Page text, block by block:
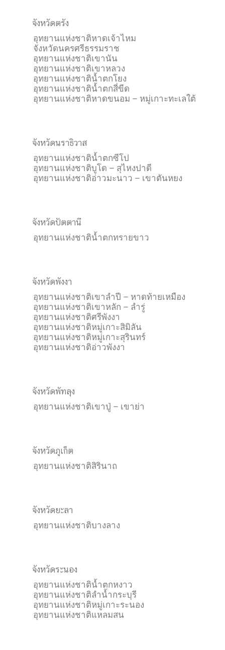
จังหวัดตรัง
อุทยานแห่งชาติหาดเจ้าไหม
จังหวัดนครศรีธรรมราช
อุทยานแห่งชาติเขานัน
อุทยานแห่งชาติเขาหลวง
อุทยานแห่งชาติน้ำตกโยง
อุทยานแห่งชาติน้ำตกสี่ขีด
อุทยานแห่งชาติหาดขนอม – หมู่เกาะทะเลใต้
จังหวัดนราธิวาส
อุทยานแห่งชาติน้ำตกซีโป
อุทยานแห่งชาติบูโด – สุไหงปาดี
อุทยานแห่งชาติอ่าวมะนาว – เขาตันหยง
จังหวัดปัตตานี
อุทยานแห่งชาติน้ำตกทรายขาว
จังหวัดพังงา
อุทยานแห่งชาติเขาลำปี – หาดท้ายเหมือง
อุทยานแห่งชาติเขาหลัก – ลำรู่
อุทยานแห่งชาติศรีพังงา
อุทยานแห่งชาติหมู่เกาะสิมิลัน
อุทยานแห่งชาติหมู่เกาะสุรินทร์
อุทยานแห่งชาติอ่าวพังงา
จังหวัดพัทลุง
อุทยานแห่งชาติเขาปู่ – เขาย่า
จังหวัดภูเก็ต
อุทยานแห่งชาติสิรินาถ
จังหวัดยะลา
อุทยานแห่งชาติบางลาง
จังหวัดระนอง
อุทยานแห่งชาติน้ำตกหงาว
อุทยานแห่งชาติลำน้ำกระบุรี
อุทยานแห่งชาติหมู่เกาะระนอง
อุทยานแห่งชาติแหลมสน